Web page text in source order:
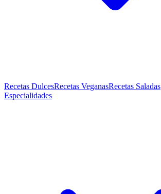
Recetas DulcesRecetas VeganasRecetas Saladas
Especialidades